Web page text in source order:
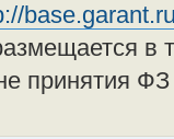
в
принятия